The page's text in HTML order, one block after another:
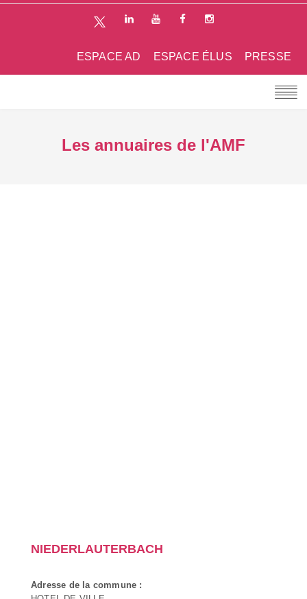
PRESSE
ESPACE ÉLUS
ESPACE AD
Les annuaires de l'AMF
NIEDERLAUTERBACH
Adresse de la commune :